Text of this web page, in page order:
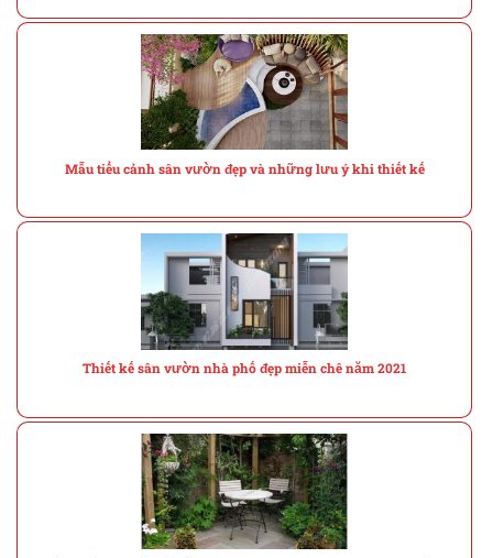
Mẫu tiểu cảnh sân vườn đẹp và những lưu ý khi thiết kế
Thiết kế sân vườn nhà phố đẹp miễn chê năm 2021